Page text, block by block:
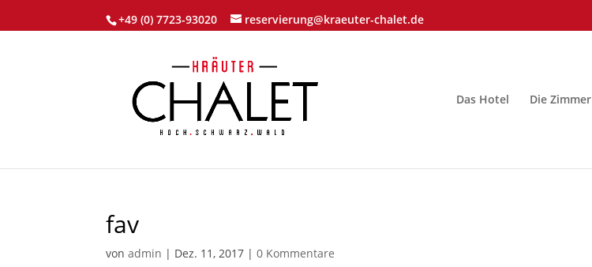
+49 (0) 7723-93020 reservierung@kraeuter-chalet.de
Das Hotel Die Zimmer
fav
vonadmin | Dez. 11, 2017 |0 Kommentare